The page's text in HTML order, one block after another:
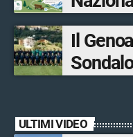
Bormio
Il
ULTIMI VIDEO